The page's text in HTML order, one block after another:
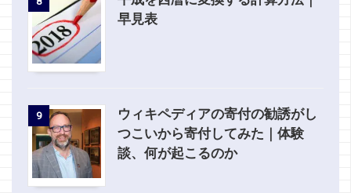
早見表
9
ウィキペディアの寄付の勧誘がし
つこいから寄付してみた｜体験
談、何が起こるのか